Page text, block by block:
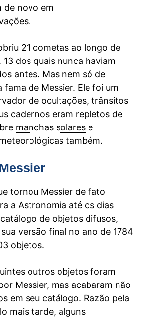
de novo em
21 cometas ao longo de
13 dos quais nunca haviam
antes. Mas nem só de
fama de Messier. Ele foi um
de ocultações, trânsitos
cadernos eram repletos de
manchas solares e
também.
tornou Messier de fato
a Astronomia até os dias
de objetos difusos,
versão final no ano de 1784
objetos.
outros objetos foram
Messier, mas acabaram não
em seu catálogo. Razão pela
mais tarde, alguns